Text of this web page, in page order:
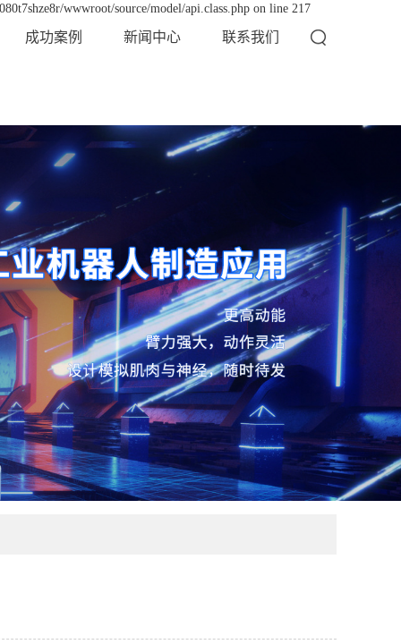
wwwroot/source/model/api.class.php on line 217
成功案例 新闻中心 联系我们